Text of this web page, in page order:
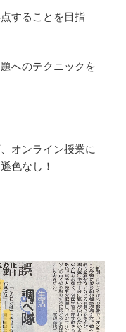
することを目指
へのテクニックを
オンライン授業に
色なし！